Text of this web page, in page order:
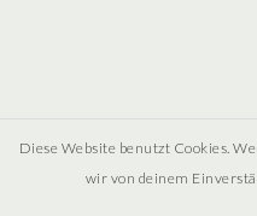
Diese Website benutzt Cookies.
wir von deinem